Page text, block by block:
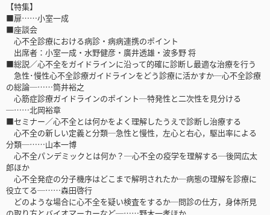
【特集】
■扉……小室一成
■座談会
心不全診療における病診・病病連携のポイント
出席者：小室一成・水野健彦・廣井透雄・波多野 将
■総説／心不全をガイドラインに沿って的確に診断し最適な治療を行う
急性･慢性心不全診療ガイドラインをどう診療に活かすか─心不全診療
の総論─……筒井裕之
心筋症診療ガイドラインのポイント─特発性と二次性を見分ける
─……北岡裕章
■セミナー／心不全とは何かをよく理解したうえで診断し治療する
心不全の新しい定義と分類─急性と慢性，左心と右心，駆出率による
分類─……山本一博
心不全パンデミックとは何か？─心不全の疫学を理解する─後岡広太
郎ほか
心不全発症の分子機序はどこまで解明されたか─病態の理解を診療に
役立てる─……森田啓行
どのような場合に心不全を疑い検査をするか─問診の仕方，身体所見